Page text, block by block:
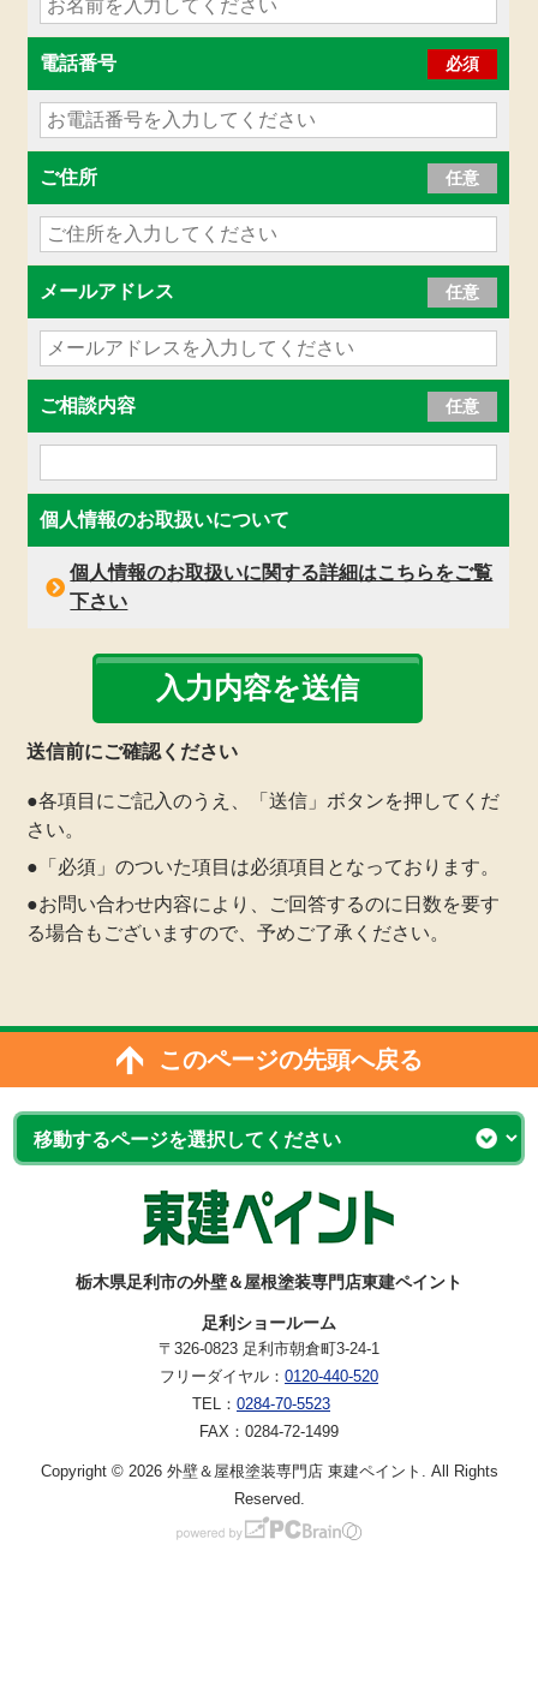
電話番号 必須
ご住所 任意
メールアドレス 任意
ご相談内容 任意
個人情報のお取扱いについて
個人情報のお取扱いに関する詳細はこちらをご覧
下さい
送信前にご確認ください
●各項目にご記入のうえ、「送信」ボタンを押してくだ
さい。
●「必須」のついた項目は必須項目となっております。
●お問い合わせ内容により、ご回答するのに日数を要す
る場合もございますので、予めご了承ください。
このページの先頭へ戻る
栃木県足利市の外壁＆屋根塗装専門店東建ペイント
足利ショールーム
〒326-0823 足利市朝倉町3-24-1
フリーダイヤル： 0120-440-520
TEL： 0284-70-5523
FAX：0284-72-1499
Copyright © 2026 外壁＆屋根塗装専門店 東建ペイント. All Rights
Reserved.